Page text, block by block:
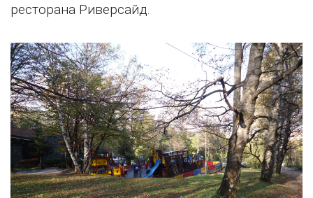
ресторана Риверсайд.